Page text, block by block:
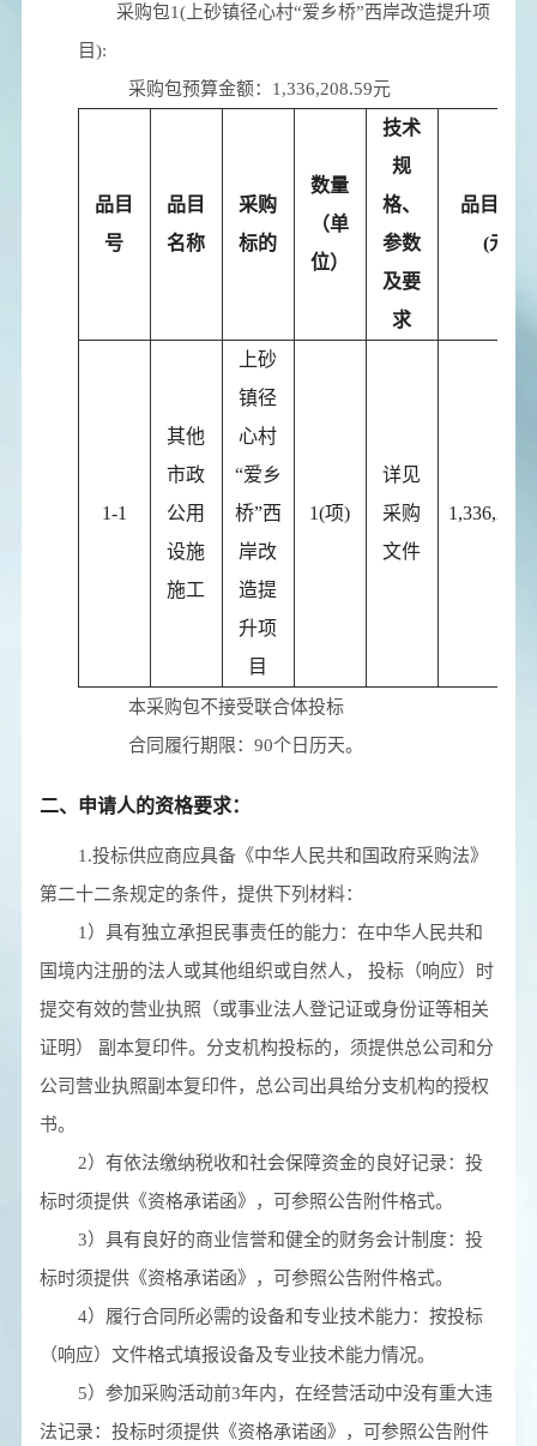
采购包1(上砂镇径心村“爱乡桥”西岸改造提升项
目):
采购包预算金额： 1,336,208.59元
品目
号
品目
名称
采购
标的
数量
（单
位）
技术
规
格、
参数
及要
求
品目预算
(元)
1-1
其他
市政
公用
设施
施工
上砂
镇径
心村
“爱乡
桥”西
岸改
造提
升项
目
1(项)
详见
采购
文件
本采购包不接受联合体投标
合同履行期限： 90个日历天。
二、申请人的资格要求：
1.投标供应商应具备《中华人民共和国政府采购法》
第二十二条规定的条件，提供下列材料：
1）具有独立承担民事责任的能力：在中华人民共和
国境内注册的法人或其他组织或自然人， 投标（响应）时
提交有效的营业执照（或事业法人登记证或身份证等相关
证明） 副本复印件。分支机构投标的，须提供总公司和分
公司营业执照副本复印件，总公司出具给分支机构的授权
书。
2）有依法缴纳税收和社会保障资金的良好记录：投
标时须提供《资格承诺函》，可参照公告附件格式。
3）具有良好的商业信誉和健全的财务会计制度：投
标时须提供《资格承诺函》，可参照公告附件格式。
4）履行合同所必需的设备和专业技术能力：按投标
（响应）文件格式填报设备及专业技术能力情况。
5）参加采购活动前3年内，在经营活动中没有重大违
法记录：投标时须提供《资格承诺函》，可参照公告附件